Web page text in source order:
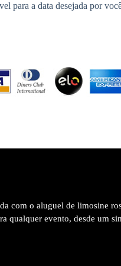
para a data desejada por
com o aluguel de limosine
qualquer evento, desde um